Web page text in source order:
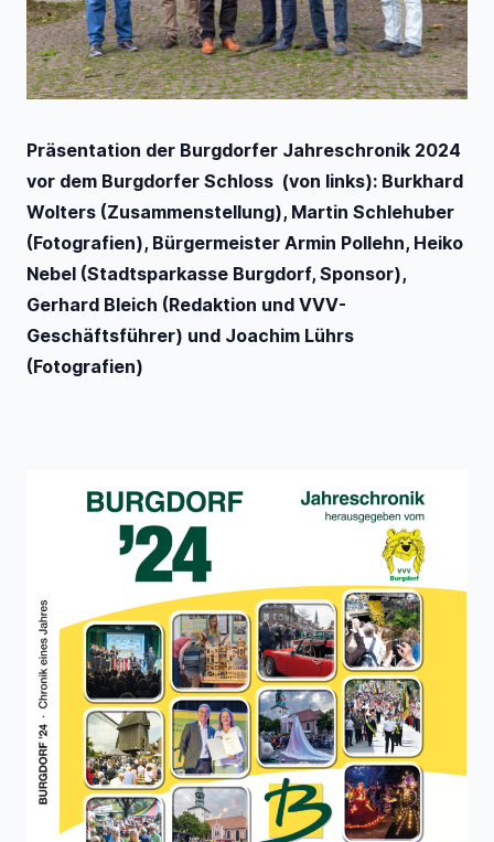
Präsentation der Burgdorfer Jahreschronik 2024
vor dem Burgdorfer Schloss (von links): Burkhard
Wolters (Zusammenstellung), Martin Schlehuber
(Fotografien), Bürgermeister Armin Pollehn, Heiko
Nebel (Stadtsparkasse Burgdorf, Sponsor),
Gerhard Bleich (Redaktion und VVV-
Geschäftsführer) und Joachim Lührs
(Fotografien)